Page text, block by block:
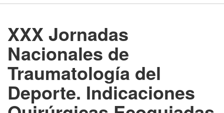
XXX Jornadas
Nacionales de
Traumatología del
Deporte. Indicaciones